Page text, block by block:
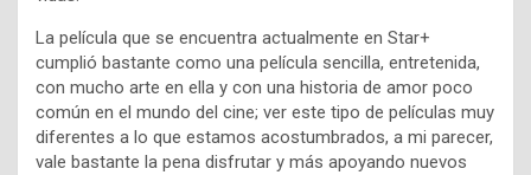
La película que se encuentra actualmente en Star+
cumplió bastante como una película sencilla, entretenida,
con mucho arte en ella y con una historia de amor poco
común en el mundo del cine; ver este tipo de películas muy
diferentes a lo que estamos acostumbrados, a mi parecer,
vale bastante la pena disfrutar y más apoyando nuevos